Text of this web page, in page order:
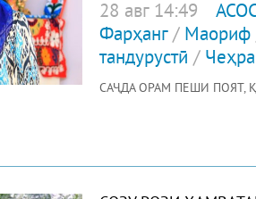
28 авг 14:49
Фарҳанг/ Маориф
тандурустӣ / Чеҳра
САҶДА ОРАМ ПЕШИ ПОЯТ,